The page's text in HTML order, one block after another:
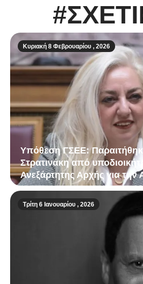
Κυριακή 8 Φεβρουαρίου , 2026
Υπόθεση ΓΣΕΕ:
Στρατινάκη από
Ανεξάρτητης Αρχής για την
Τρίτη 6 Ιανουαρίου , 2026